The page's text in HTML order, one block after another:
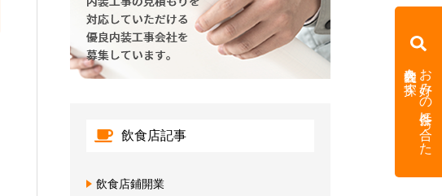
飲食店記事
飲食店鋪開業
お好みの条件に合った
内装会社を探す